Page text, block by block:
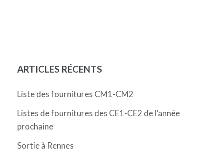
ARTICLES RÉCENTS
Liste des fournitures CM1-CM2
Listes de fournitures des CE1-CE2 de l’année
prochaine
Sortie à Rennes